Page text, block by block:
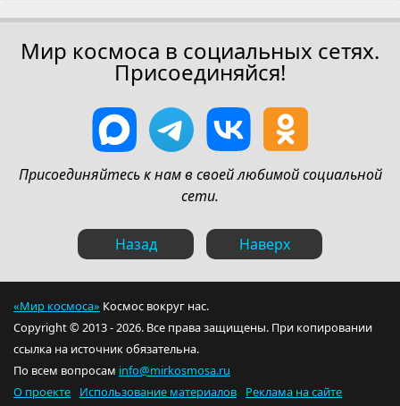
Мир космоса в социальных сетях.
Присоединяйся!
Присоединяйтесь к нам в своей любимой социальной
сети.
Назад Наверх
«Мир космоса» Космос вокруг нас.
Copyright © 2013 - 2026. Все права защищены. При копировании
ссылка на источник обязательна.
По всем вопросам info@mirkosmosa.ru
О проекте
Использование материалов Реклама на сайте